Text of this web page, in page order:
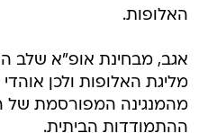
האלופות.
אגב, מבחינת אופ"א שלב
מליגת האלופות ולכן אוהדי
מהמנגינה המפורסמת של
ההתמודדות הביתית.